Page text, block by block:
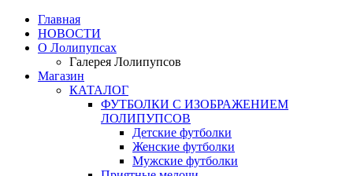
Главная
НОВОСТИ
О Лолипупсах
Галерея Лолипупсов
Магазин
КАТАЛОГ
ФУТБОЛКИ С ИЗОБРАЖЕНИЕМ
ЛОЛИПУПСОВ
Детские футболки
Женские футболки
Мужские футболки